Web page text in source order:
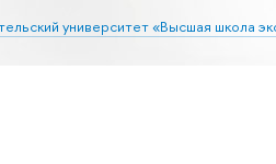
университет «Высшая школа